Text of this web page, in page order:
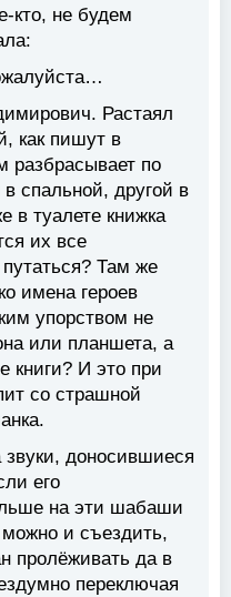
кто, не будем
Растаял
как пишут в
разбрасывает по
спальной, другой в
в туалете книжка
их все
Там же
имена героев
упорством не
или планшета, а
книги? И это при
со страшной
звуки, доносившиеся
его
на эти шабаши
и съездить,
пролёживать да в
переключая